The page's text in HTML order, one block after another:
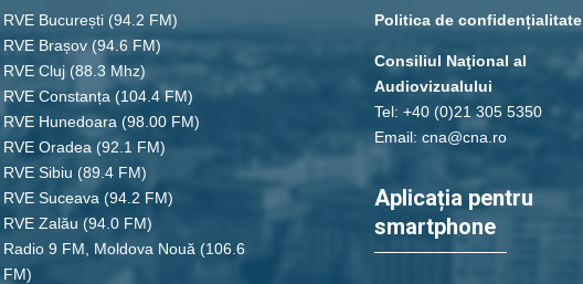
RVE București (94.2 FM)
RVE Brașov (94.6 FM)
RVE Cluj (88.3 Mhz)
RVE Constanța (104.4 FM)
RVE Hunedoara (98.00 FM)
RVE Oradea (92.1 FM)
RVE Sibiu (89.4 FM)
RVE Suceava (94.2 FM)
RVE Zalău (94.0 FM)
Radio 9 FM, Moldova Nouă (106.6
FM)
Politica de confidențialitate
Consiliul Naţional al
Audiovizualului
Tel: +40 (0)21 305 5350
Email: cna@cna.ro
Aplicația pentru
smartphone